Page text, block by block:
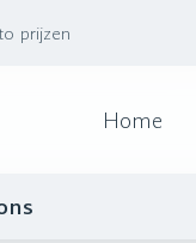
prijzen
Home